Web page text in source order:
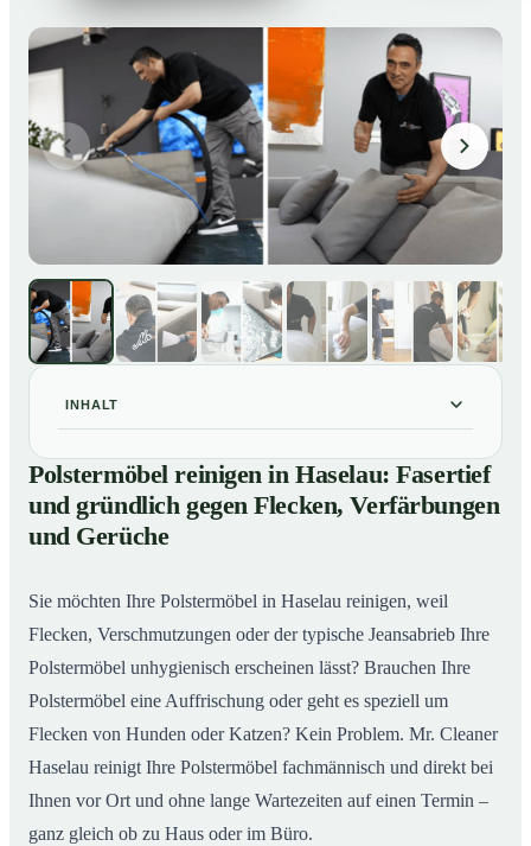
INHALT
Polstermöbel reinigen in Haselau: Fasertief und
gründlich gegen Flecken, Verfärbungen und Gerüche
02So reinigen unsere Profis Polstermöbel in Haselau
Polstermöbel reinigen in Haselau: Fasertief
und gründlich gegen Flecken, Verfärbungen
und Gerüche
Sie möchten Ihre Polstermöbel in Haselau reinigen, weil
Flecken, Verschmutzungen oder der typische Jeansabrieb Ihre
Polstermöbel unhygienisch erscheinen lässt? Brauchen Ihre
Polstermöbel eine Auffrischung oder geht es speziell um
Flecken von Hunden oder Katzen? Kein Problem. Mr. Cleaner
Haselau reinigt Ihre Polstermöbel fachmännisch und direkt bei
Ihnen vor Ort und ohne lange Wartezeiten auf einen Termin –
ganz gleich ob zu Haus oder im Büro.